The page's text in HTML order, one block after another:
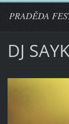
PRADĚDA
DJ